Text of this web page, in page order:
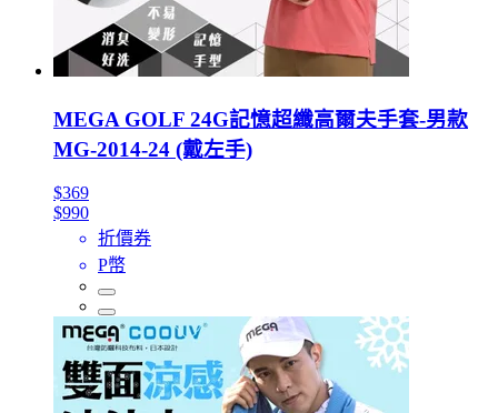
MEGA GOLF 24G記憶超纖高爾夫手套-男款
MG-2014-24 (戴左手)
$369
$990
折價券
P幣